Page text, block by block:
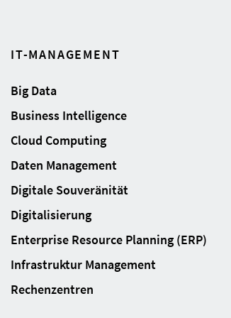
IT-MANAGEMENT
Big Data
Business Intelligence
Cloud Computing
Daten Management
Digitale Souveränität
Digitalisierung
Enterprise Resource Planning (ERP)
Infrastruktur Management
Rechenzentren